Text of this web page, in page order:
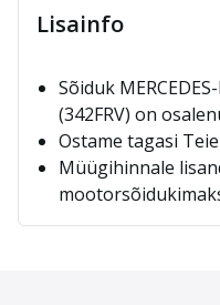
Lisainfo
Sõiduk
(342FRV) on
Ostame tagasi
Müügihinnale